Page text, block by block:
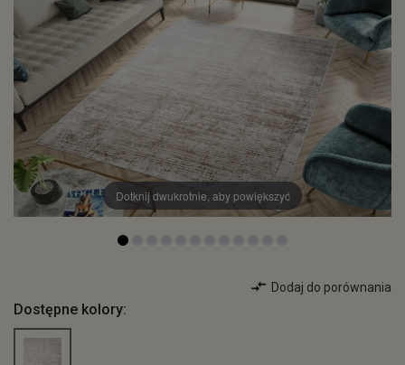
Dotknij dwukrotnie, aby powiększyć
Dodaj do porównania
Dostępne kolory: